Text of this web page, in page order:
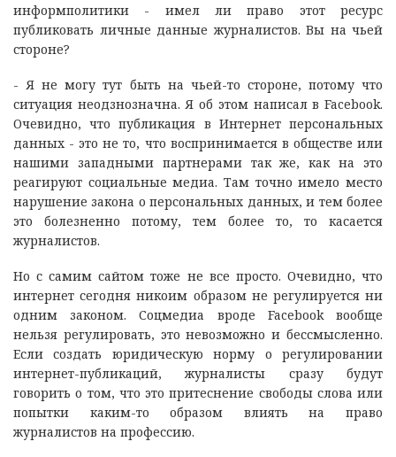
информполитики - имел ли право этот ресурс
публиковать личные данные журналистов. Вы на чьей
стороне?
- Я не могу тут быть на чьей-то стороне, потому что
ситуация неодзнозначна. Я об этом написал в Facebook.
Очевидно, что публикация в Интернет персональных
данных - это не то, что воспринимается в обществе или
нашими западными партнерами так же, как на это
реагируют социальные медиа. Там точно имело место
нарушение закона о персональных данных, и тем более
это болезненно потому, тем более то, то касается
журналистов.
Но с самим сайтом тоже не все просто. Очевидно, что
интернет сегодня никоим образом не регулируется ни
одним законом. Соцмедиа вроде Facebook вообще
нельзя регулировать, это невозможно и бессмысленно.
Если создать юридическую норму о регулировании
интернет-публикаций, журналисты сразу будут
говорить о том, что это притеснение свободы слова или
попытки каким-то образом влиять на право
журналистов на профессию.